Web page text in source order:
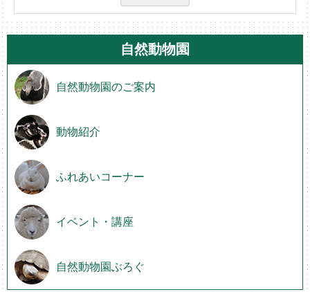
自然動物園
自然動物園のご案内
動物紹介
ふれあいコーナー
イベント・講座
自然動物園ぶろぐ